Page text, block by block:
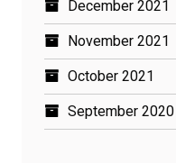
December 2021
November 2021
October 2021
September 2020